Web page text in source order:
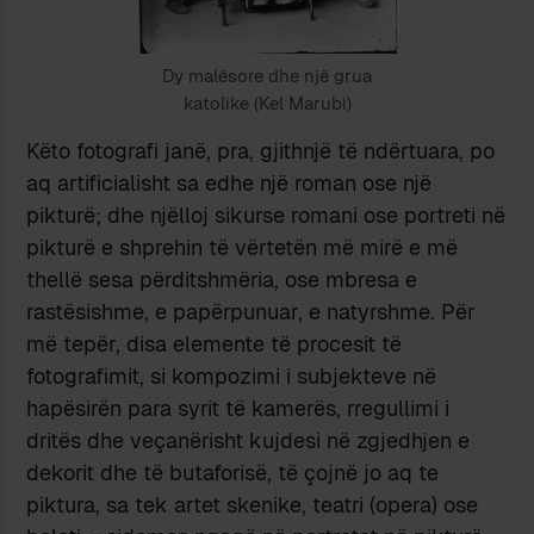
Dy malësore dhe një grua
katolike (Kel Marubi)
Këto fotografi janë, pra, gjithnjë të ndërtuara, po
aq artificialisht sa edhe një roman ose një
pikturë; dhe njëlloj sikurse romani ose portreti në
pikturë e shprehin të vërtetën më mirë e më
thellë sesa përditshmëria, ose mbresa e
rastësishme, e papërpunuar, e natyrshme. Për
më tepër, disa elemente të procesit të
fotografimit, si kompozimi i subjekteve në
hapësirën para syrit të kamerës, rregullimi i
dritës dhe veçanërisht kujdesi në zgjedhjen e
dekorit dhe të butaforisë, të çojnë jo aq te
piktura, sa tek artet skenike, teatri (opera) ose